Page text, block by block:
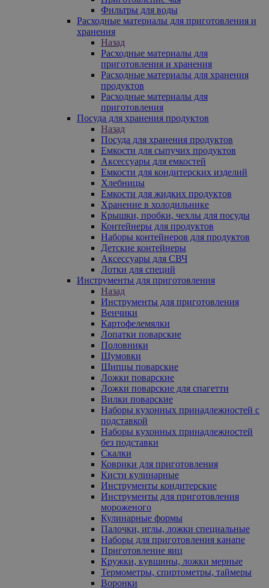
Фильтры для воды
Расходные материалы для приготовления и
хранения
Назад
Расходные материалы для
приготовления и хранения
Расходные материалы для хранения
продуктов
Расходные материалы для
приготовления
Посуда для хранения продуктов
Назад
Посуда для хранения продуктов
Емкости для сыпучих продуктов
Аксессуары для емкостей
Емкости для кондитерских изделий
Хлебницы
Емкости для жидких продуктов
Хранение в холодильнике
Крышки, пробки, чехлы для посуды
Контейнеры для продуктов
Наборы контейнеров для продуктов
Детские контейнеры
Аксессуары для СВЧ
Лотки для специй
Инструменты для приготовления
Назад
Инструменты для приготовления
Венчики
Картофелемялки
Лопатки поварские
Половники
Шумовки
Щипцы поварские
Ложки поварские
Ложки поварские для спагетти
Вилки поварские
Наборы кухонных принадлежностей с
подставкой
Наборы кухонных принадлежностей
без подставки
Скалки
Коврики для приготовления
Кисти кулинарные
Инструменты кондитерские
Инструменты для приготовления
мороженого
Кулинарные формы
Палочки, иглы, ложки специальные
Наборы для приготовления канапе
Приготовление яиц
Кружки, кувшины, ложки мерные
Термометры, спиртометры, таймеры
Воронки